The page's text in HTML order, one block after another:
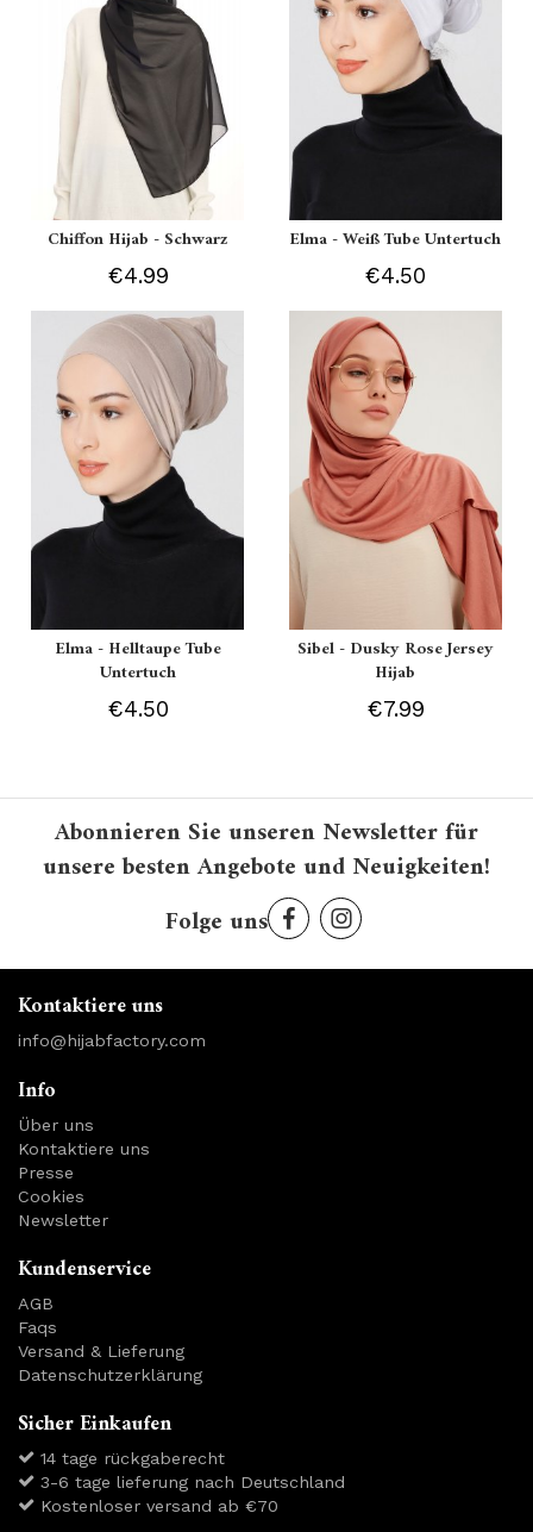
Chiffon Hijab - Schwarz
€4.99
Elma - Weiß Tube Untertuch
€4.50
Elma - Helltaupe Tube
Untertuch
€4.50
Sibel - Dusky Rose Jersey
Hijab
€7.99
Abonnieren Sie unseren Newsletter für
unsere besten Angebote und Neuigkeiten!
Folge uns
Kontaktiere uns
info@hijabfactory.com
Info
Über uns
Kontaktiere uns
Presse
Cookies
Newsletter
Kundenservice
AGB
Faqs
Versand & Lieferung
Datenschutzerklärung
Sicher Einkaufen
14 tage rückgaberecht
3-6 tage lieferung nach Deutschland
Kostenloser versand ab €70